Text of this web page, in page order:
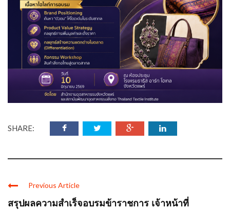
SHARE:
Previous Article
สรุปผลความสำเร็จอบรมข้าราชการ เจ้าหน้าที่